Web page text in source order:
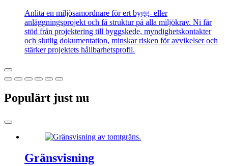
Anlita en miljösamordnare för ert bygg- eller
anläggningsprojekt och få struktur på alla miljökrav. Ni får
stöd från projektering till byggskede, myndighetskontakter
och slutlig dokumentation, minskar risken för avvikelser och
stärker projektets hållbarhetsprofil.
Populärt just nu
Gränsvisning